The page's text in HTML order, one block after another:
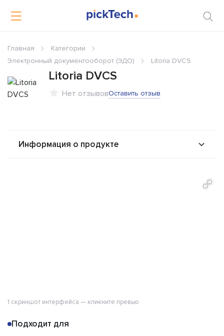
Главная
Категории
Электронный документооборот (ЭДО)
Litoria DVCS
Litoria DVCS
Нет отзывовОставить отзыв
Информация о продукте
1 скриншот интерфейса — кликните превью
Подходит для